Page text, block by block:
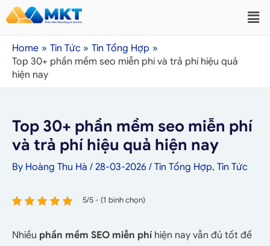
Home Tin Tức
Tin Tổng Hợp
Top 30+ phần mềm seo miễn phí và trả phí hiệu quả
hiện nay
Top 30+ phần mềm seo miễn phí
và trả phí hiệu quả hiện nay
By Hoàng Thu Hà / 28-03-2026 / Tin Tổng Hợp, Tin Tức
5/5 - (1 bình chọn)
Nhiều phần mềm SEO miễn phí hiện nay vẫn đủ tốt để